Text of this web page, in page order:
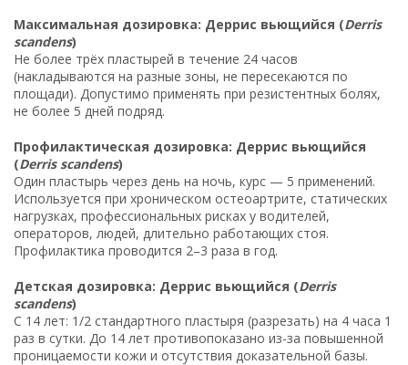
Максимальная дозировка: Деррис вьющийся (Derris
scandens)
Не более трёх пластырей в течение 24 часов
(накладываются на разные зоны, не пересекаются по
площади). Допустимо применять при резистентных болях,
не более 5 дней подряд.
Профилактическая дозировка: Деррис вьющийся
(Derris scandens)
Один пластырь через день на ночь, курс — 5 применений.
Используется при хроническом остеоартрите, статических
нагрузках, профессиональных рисках у водителей,
операторов, людей, длительно работающих стоя.
Профилактика проводится 2–3 раза в год.
Детская дозировка: Деррис вьющийся (Derris
scandens)
С 14 лет: 1/2 стандартного пластыря (разрезать) на 4 часа 1
раз в сутки. До 14 лет противопоказано из-за повышенной
проницаемости кожи и отсутствия доказательной базы.